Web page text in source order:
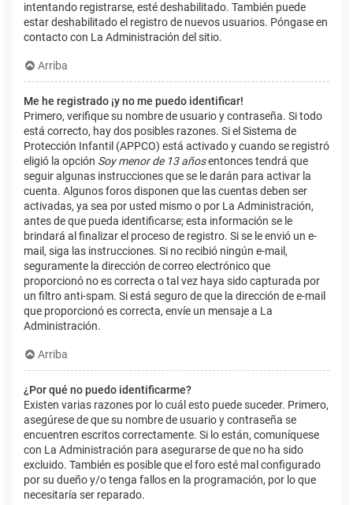
intentando registrarse, esté deshabilitado. También puede
estar deshabilitado el registro de nuevos usuarios. Póngase en
contacto con La Administración del sitio.
Arriba
Me he registrado ¡y no me puedo identificar!
Primero, verifique su nombre de usuario y contraseña. Si todo
está correcto, hay dos posibles razones. Si el Sistema de
Protección Infantil (APPCO) está activado y cuando se registró
eligió la opción Soy menor de 13 añosentonces tendrá que
seguir algunas instrucciones que se le darán para activar la
cuenta. Algunos foros disponen que las cuentas deben ser
activadas, ya sea por usted mismo o por La Administración,
antes de que pueda identificarse; esta información se le
brindará al finalizar el proceso de registro. Si se le envió un e-
mail, siga las instrucciones. Si no recibió ningún e-mail,
seguramente la dirección de correo electrónico que
proporcionó no es correcta o tal vez haya sido capturada por
un filtro anti-spam. Si está seguro de que la dirección de e-mail
que proporcionó es correcta, envíe un mensaje a La
Administración.
Arriba
¿Por qué no puedo identificarme?
Existen varias razones por lo cuál esto puede suceder. Primero,
asegúrese de que su nombre de usuario y contraseña se
encuentren escritos correctamente. Si lo están, comuníquese
con La Administración para asegurarse de que no ha sido
excluido. También es posible que el foro esté mal configurado
por su dueño y/o tenga fallos en la programación, por lo que
necesitaría ser reparado.